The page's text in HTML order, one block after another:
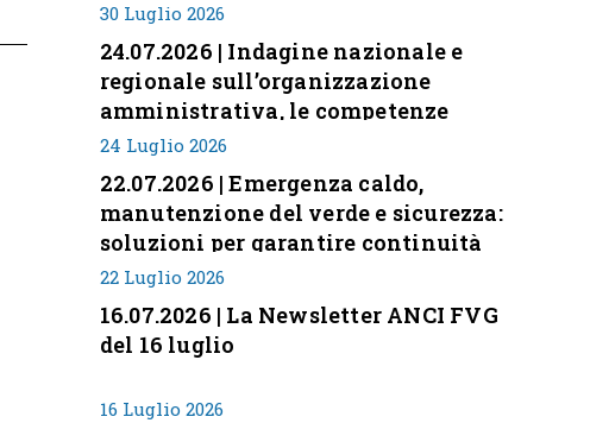
30 Luglio 2026
24.07.2026 | Indagine nazionale e
regionale sull’organizzazione
amministrativa, le competenze
professionali e i modelli di gestione
nei piccoli Comuni italiani
24 Luglio 2026
22.07.2026 | Emergenza caldo,
manutenzione del verde e sicurezza:
soluzioni per garantire continuità
servizi
22 Luglio 2026
16.07.2026 | La Newsletter ANCI FVG
del 16 luglio
16 Luglio 2026